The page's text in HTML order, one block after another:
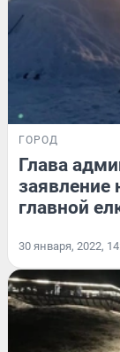
ГОРОД
Глава
заявление
главной
30 января, 2022,